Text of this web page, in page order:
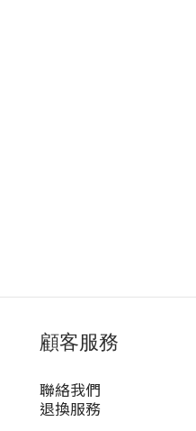
顧客服務
聯絡我們
退換服務